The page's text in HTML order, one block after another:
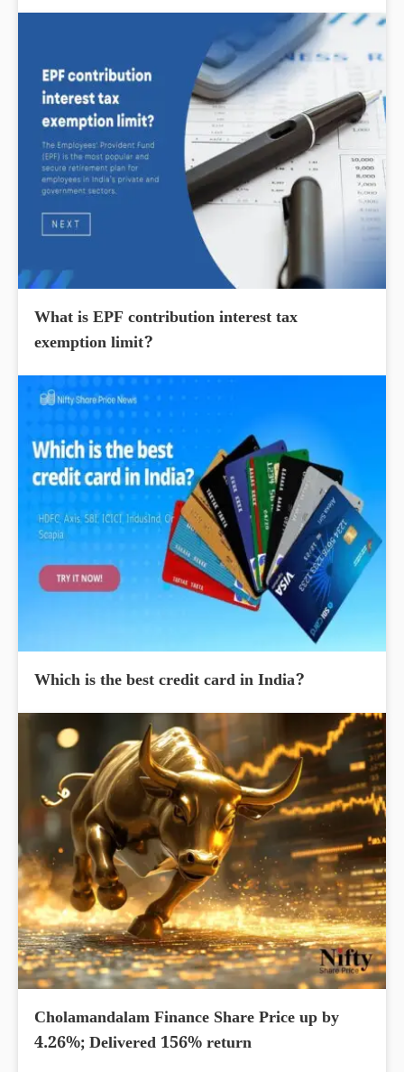
What is EPF contribution interest tax
exemption limit?
Which is the best credit card in India?
Cholamandalam Finance Share Price up by
4.26%; Delivered 156% return